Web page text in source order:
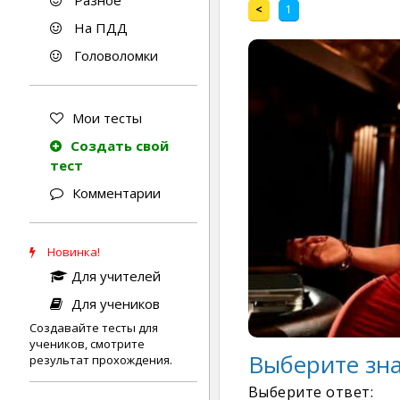
На ПДД
Головоломки
Мои тесты
Создать свой
тест
Комментарии
Новинка!
Для учителей
Для учеников
Создавайте тесты для
учеников, смотрите
результат прохождения.
< 1
Выберите
Выберите ответ: